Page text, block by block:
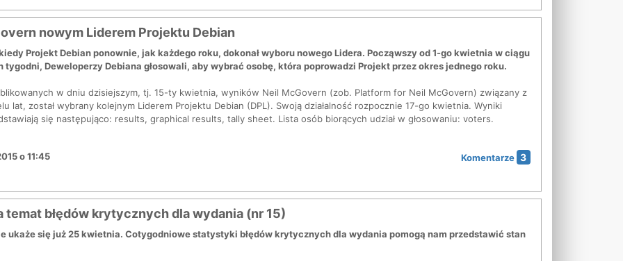
nowym Liderem Projektu Debian
Projekt Debian ponownie, jak każdego roku, dokonał wyboru nowego Lidera. Począwszy od 1-go kwietnia w ciągu
Deweloperzy Debiana głosowali, aby wybrać osobę, która poprowadzi Projekt przez okres jednego roku.
w dniu dzisiejszym, tj. 15-ty kwietnia, wyników Neil McGovern (zob. Platform for Neil McGovern) związany z
lat, został wybrany kolejnym Liderem Projektu Debian (DPL). Swoją działalność rozpocznie 17-go kwietnia. Wyniki
się następująco: results, graphical results, tally sheet. Lista osób biorących udział w głosowaniu: voters.
o 11:45 Komentarze 3
temat błędów krytycznych dla wydania (nr 15)
ukaże się już 25 kwietnia. Cotygodniowe statystyki błędów krytycznych dla wydania pomogą nam przedstawić stan